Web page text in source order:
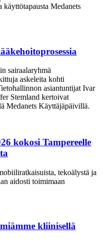
käyttötapausta Medanets
sairaalaryhmä
askeleita kohti
asiantuntijat Ivar
Stemland kertoivat
Medanets Käyttäjäpäivillä.
kokosi Tampereelle
tekoälystä ja
aidosti toimimaan
kliinisellä